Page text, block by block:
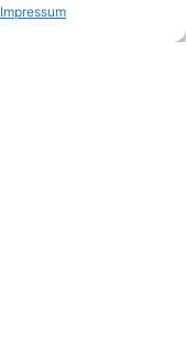
Impressum